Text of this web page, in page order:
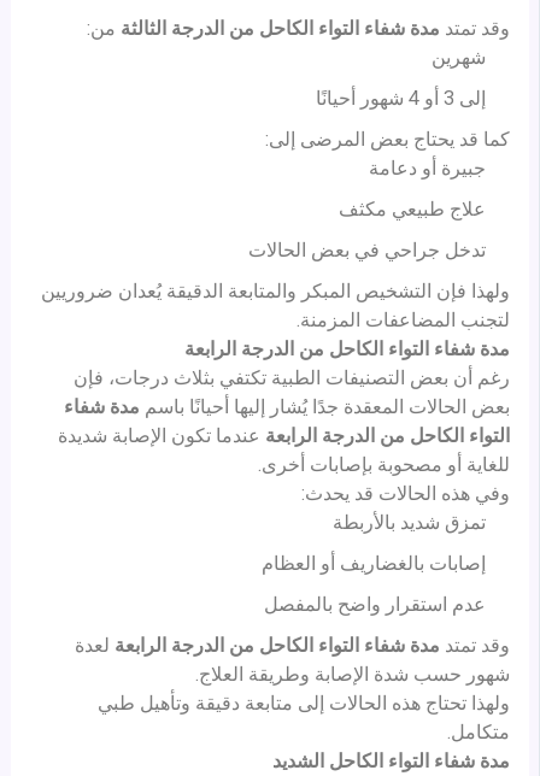
وقد تمتد مدة شفاء التواء الكاحل من الدرجة الثالثة من:
شهرين
إلى 3 أو 4 شهور أحيانًا
كما قد يحتاج بعض المرضى إلى:
جبيرة أو دعامة
علاج طبيعي مكثف
تدخل جراحي في بعض الحالات
ولهذا فإن التشخيص المبكر والمتابعة الدقيقة يُعدان ضروريين
لتجنب المضاعفات المزمنة.
مدة شفاء التواء الكاحل من الدرجة الرابعة
رغم أن بعض التصنيفات الطبية تكتفي بثلاث درجات، فإن
بعض الحالات المعقدة جدًا يُشار إليها أحيانًا باسم مدة شفاء
التواء الكاحل من الدرجة الرابعة عندما تكون الإصابة شديدة
للغاية أو مصحوبة بإصابات أخرى.
وفي هذه الحالات قد يحدث:
تمزق شديد بالأربطة
إصابات بالغضاريف أو العظام
عدم استقرار واضح بالمفصل
وقد تمتد مدة شفاء التواء الكاحل من الدرجة الرابعة لعدة
شهور حسب شدة الإصابة وطريقة العلاج.
ولهذا تحتاج هذه الحالات إلى متابعة دقيقة وتأهيل طبي
متكامل.
مدة شفاء التواء الكاحل الشديد